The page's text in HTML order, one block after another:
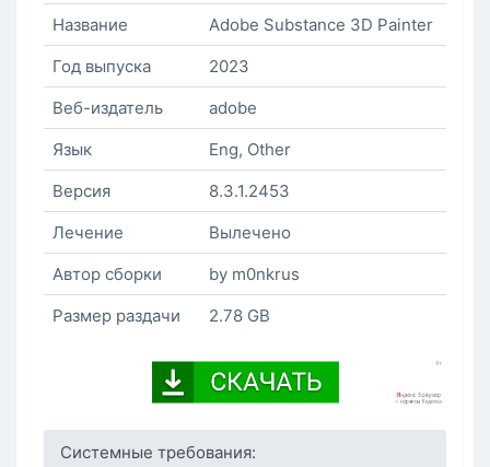
Название
Adobe Substance 3D Painter
Год выпуска
2023
Веб-издатель
adobe
Язык
Eng, Other
Версия
8.3.1.2453
Лечение
Вылечено
Автор сборки
by m0nkrus
Размер раздачи
2.78 GB
Системные требования: